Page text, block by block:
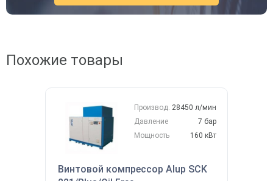
Похожие товары
Винтовой компрессор Alup SCK
Производ. 28450 л/мин
Давление
7 бар
Мощность
160 кВт